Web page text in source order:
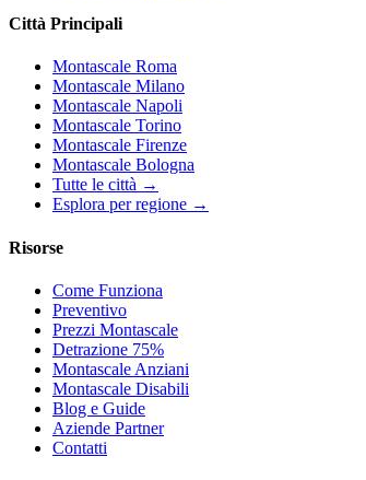
Città Principali
Montascale Roma
Montascale Milano
Montascale Napoli
Montascale Torino
Montascale Firenze
Montascale Bologna
Tutte le città →
Esplora per regione →
Risorse
Come Funziona
Preventivo
Prezzi Montascale
Detrazione 75%
Montascale Anziani
Montascale Disabili
Blog e Guide
Aziende Partner
Contatti